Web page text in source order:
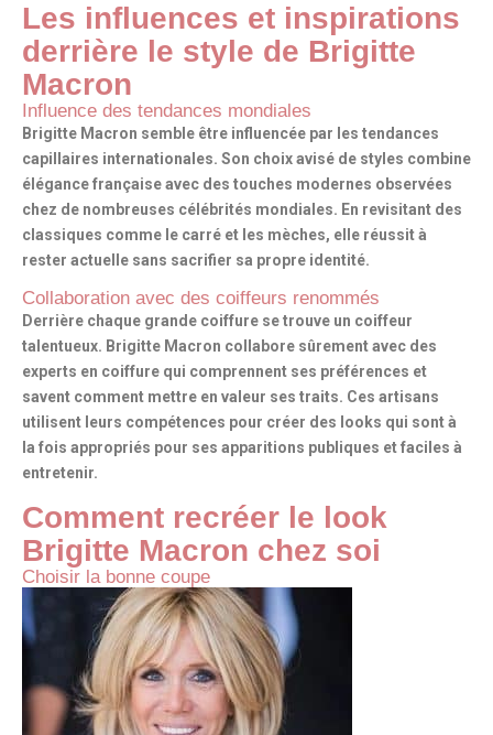
Les influences et inspirations
derrière le style de Brigitte
Macron
Influence des tendances mondiales
Brigitte Macron semble être influencée par les tendances
capillaires internationales. Son choix avisé de styles combine
élégance française avec des touches modernes observées
chez de nombreuses célébrités mondiales. En revisitant des
classiques comme le carré et les mèches, elle réussit à
rester actuelle sans sacrifier sa propre identité.
Collaboration avec des coiffeurs renommés
Derrière chaque grande coiffure se trouve un coiffeur
talentueux. Brigitte Macron collabore sûrement avec des
experts en coiffure qui comprennent ses préférences et
savent comment mettre en valeur ses traits. Ces artisans
utilisent leurs compétences pour créer des looks qui sont à
la fois appropriés pour ses apparitions publiques et faciles à
entretenir.
Comment recréer le look
Brigitte Macron chez soi
Choisir la bonne coupe